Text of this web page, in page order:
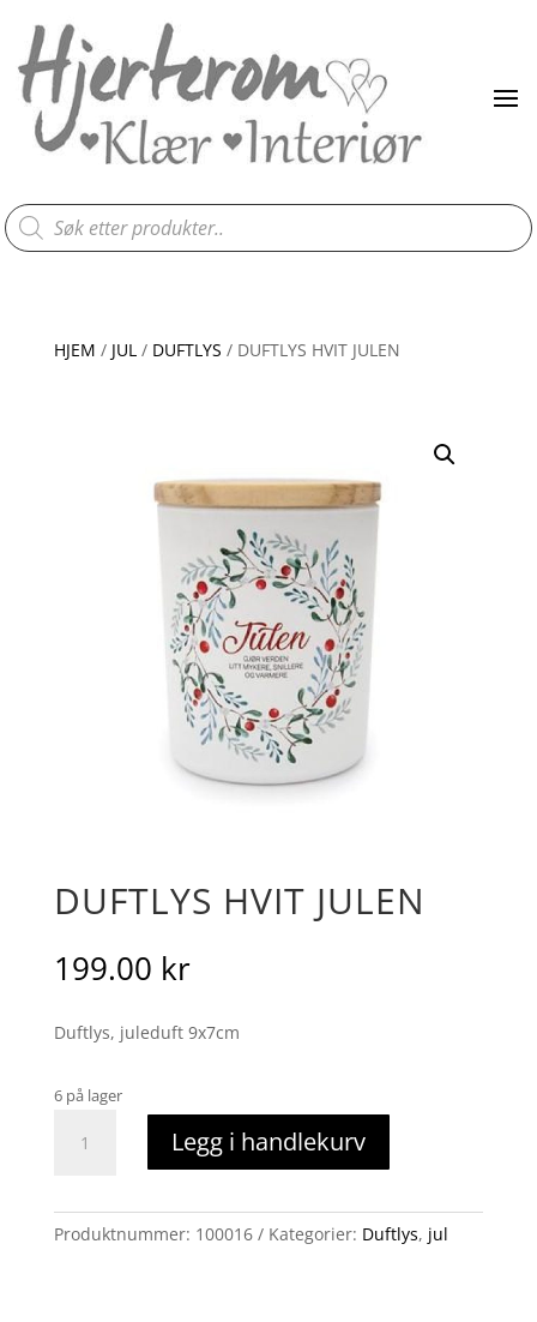
Products
search
HJEM / JUL/ DUFTLYS / DUFTLYS HVIT JULEN
DUFTLYS HVIT JULEN
199.00 kr
Duftlys, juleduft 9x7cm
6 på lager
Legg i handlekurv
Produktnummer: 100016 Kategorier: Duftlys, jul